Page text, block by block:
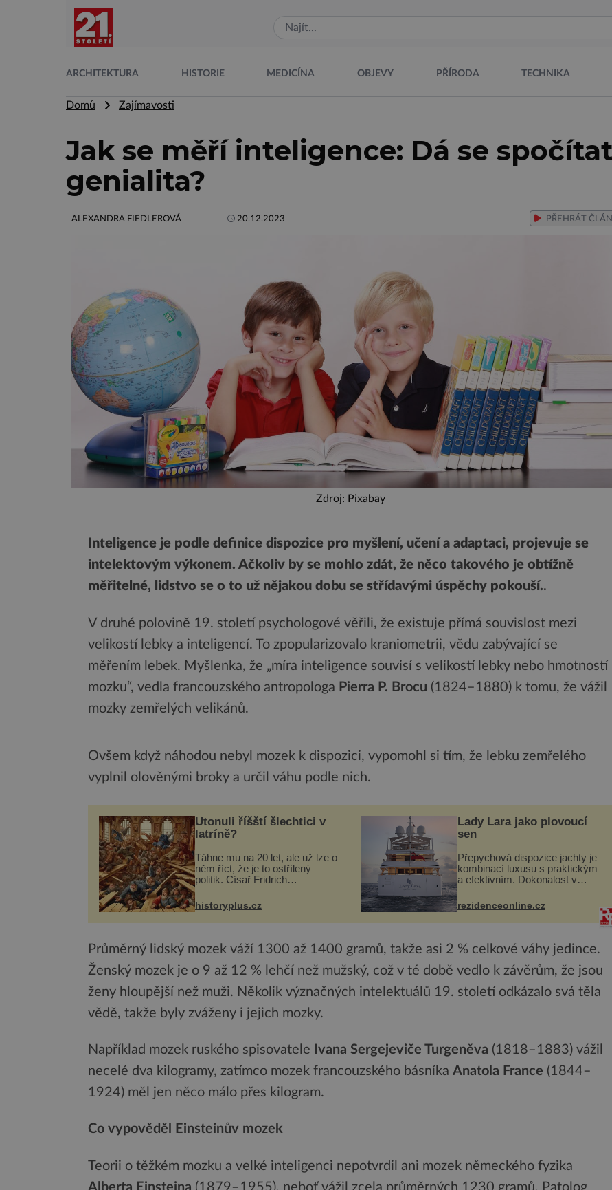
ARCHITEKTURA HISTORIE MEDICÍNA OBJEVY PŘÍRODA TECHNIKA
Domů Zajímavosti
Jak se měří inteligence: Dá se spočítat
genialita?
ALEXANDRA FIEDLEROVÁ 20.12.2023 PŘEHRÁT
Zdroj: Pixabay
Inteligence je podle definice dispozice pro myšlení, učení a adaptaci, projevuje se
intelektovým výkonem. Ačkoliv by se mohlo zdát, že něco takového je obtížně
měřitelné, lidstvo se o to už nějakou dobu se střídavými úspěchy pokouší..
V druhé polovině 19. století psychologové věřili, že existuje přímá souvislost mezi
velikostí lebky a inteligencí. To zpopularizovalo kraniometrii, vědu zabývající se
měřením lebek. Myšlenka, že „míra inteligence souvisí s velikostí lebky nebo hmotností
mozku“, vedla francouzského antropologa Pierra P. Brocu (1824–1880) k tomu, že vážil
mozky zemřelých velikánů.
Ovšem když náhodou nebyl mozek k dispozici, vypomohl si tím, že lebku zemřelého
vyplnil olověnými broky a určil váhu podle nich.
Utonuli říšští šlechtici v
latríně?
Táhne mu na 20 let, ale už lze o
něm říct, že je to ostřílený
politik. Císař Fridrich
syna a dědice Jindřicha VI. do
Erfurtu, aby se stal
prostředníkem při řešení sporu
historyplus.cz
Lady Lara jako plovoucí
sen
Přepychová dispozice jachty je
kombinací luxusu s praktickým
a efektivním. Dokonalost v
značka Fendi Casa, kterou byly
vybaveny její paluby. Monacký
přístav nabízí každoročn...
rezidenceonline.cz
Průměrný lidský mozek váží 1300 až 1400 gramů, takže asi 2 % celkové váhy jedince.
Ženský mozek je o 9 až 12 % lehčí než mužský, což v té době vedlo k závěrům, že jsou
ženy hloupější než muži. Několik význačných intelektuálů 19. století odkázalo svá těla
vědě, takže byly zváženy i jejich mozky.
Například mozek ruského spisovatele Ivana Sergejeviče Turgeněva (1818–1883) vážil
necelé dva kilogramy, zatímco mozek francouzského básníka Anatola France (1844–
1924) měl jen něco málo přes kilogram.
Co vypověděl Einsteinův mozek
Teorii o těžkém mozku a velké inteligenci nepotvrdil ani mozek německého fyzika
Alberta Einsteina (1879–1955), neboť vážil zcela průměrných 1230 gramů. Patolog